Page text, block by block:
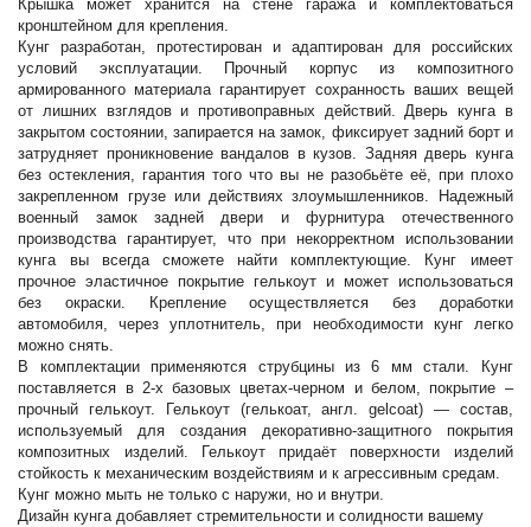
Крышка может хранится на стене гаража и комплектоваться
кронштейном для крепления.
Кунг разработан, протестирован и адаптирован для российских
условий эксплуатации. Прочный корпус из композитного
армированного материала гарантирует сохранность ваших вещей
от лишних взглядов и противоправных действий. Дверь кунга в
закрытом состоянии, запирается на замок, фиксирует задний борт и
затрудняет проникновение вандалов в кузов. Задняя дверь кунга
без остекления, гарантия того что вы не разобьёте её, при плохо
закрепленном грузе или действиях злоумышленников. Надежный
военный замок задней двери и фурнитура отечественного
производства гарантирует, что при некорректном использовании
кунга вы всегда сможете найти комплектующие. Кунг имеет
прочное эластичное покрытие гелькоут и может использоваться
без окраски. Крепление осуществляется без доработки
автомобиля, через уплотнитель, при необходимости кунг легко
можно снять.
В комплектации применяются струбцины из 6 мм стали. Кунг
поставляется в 2-х базовых цветах-черном и белом, покрытие –
прочный гелькоут. Гелькоут (гелькоат, англ. gelcoat) — состав,
используемый для создания декоративно-защитного покрытия
композитных изделий. Гелькоут придаёт поверхности изделий
стойкость к механическим воздействиям и к агрессивным средам.
Кунг можно мыть не только с наружи, но и внутри.
Дизайн кунга добавляет стремительности и солидности вашему